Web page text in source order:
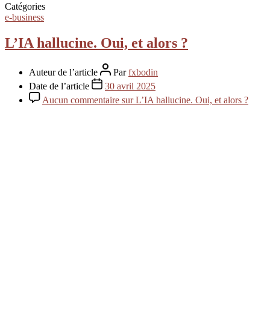
Catégories
e-business
L’IA hallucine. Oui, et alors ?
Auteur de l’article Parfxbodin
Date de l’article
30 avril 2025
Aucun commentaire sur L’IA hallucine. Oui, et alors ?